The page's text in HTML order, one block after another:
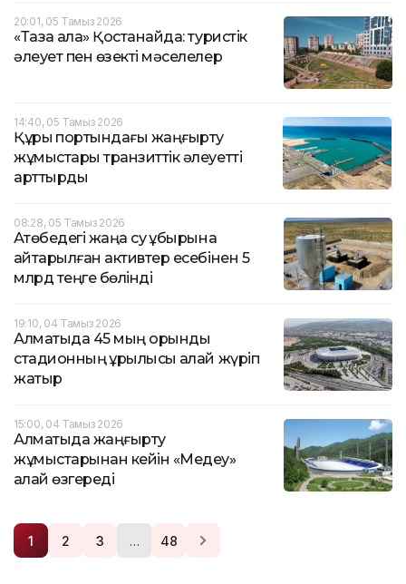
20:01, 05 Тамыз 2026
«Таза қала» Қостанайда: туристік
әлеует пен өзекті мәселелер
14:40, 05 Тамыз 2026
Құрық портындағы жаңғырту
жұмыстары транзиттік әлеуетті
арттырды
08:28, 05 Тамыз 2026
Ақтөбедегі жаңа су құбырына
қайтарылған активтер есебінен 5
млрд теңге бөлінді
19:10, 04 Тамыз 2026
Алматыда 45 мың орындық
стадионның құрылысы қалай жүріп
жатыр
15:00, 04 Тамыз 2026
Алматыда жаңғырту
жұмыстарынан кейін «Медеу»
қалай өзгереді
1 2 3 … 48